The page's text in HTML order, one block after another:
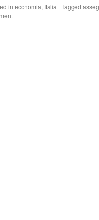
in economia, Italia | Tagged